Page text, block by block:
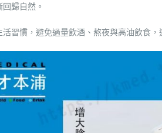
歸自然。
習慣，避免過量飲酒、熬夜與高油飲食，